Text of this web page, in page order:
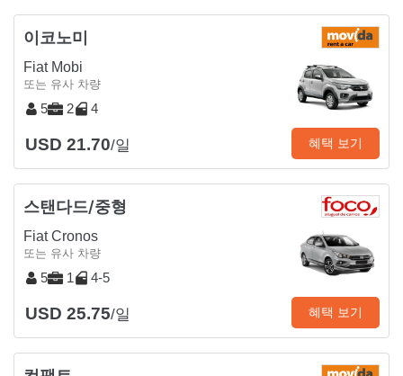
이코노미
Fiat Mobi
또는 유사 차량
5 2 4
USD 21.70/일 혜택 보기
스탠다드/중형
Fiat Cronos
또는 유사 차량
5 1 4-5
USD 25.75/일 혜택 보기